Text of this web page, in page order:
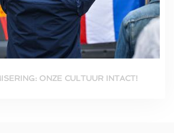
ONZE CULTUUR INTACT!